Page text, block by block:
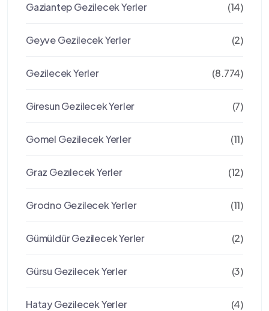
Gaziantep Gezilecek Yerler (14)
Geyve Gezilecek Yerler (2)
Gezilecek Yerler (8.774)
Giresun Gezilecek Yerler (7)
Gomel Gezilecek Yerler (11)
Graz Gezılecek Yerler (12)
Grodno Gezilecek Yerler (11)
Gümüldür Gezilecek Yerler (2)
Gürsu Gezilecek Yerler (3)
Hatay Gezilecek Yerler (4)